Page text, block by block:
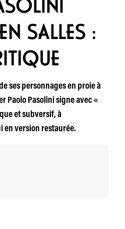
SALLES :
ses personnages en proie à
Paolo Pasolini signe avec «
et subversif, à
en version restaurée.